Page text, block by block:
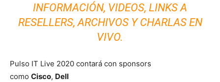
INFORMACIÓN, VIDEOS, LINKS A
RESELLERS, ARCHIVOS Y CHARLAS EN
VIVO.
Pulso IT Live 2020 contará con sponsors
como Cisco, Dell